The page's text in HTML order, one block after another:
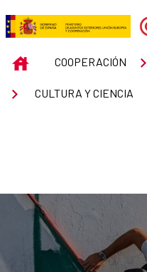
Skip to Main Content
¿Qué hacemos?
INICIOCOOPERACIÓN
CULTURA Y CIENCIA